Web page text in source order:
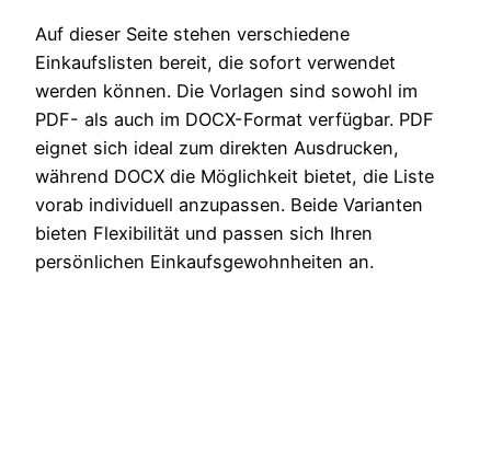
Auf dieser Seite stehen verschiedene
Einkaufslisten bereit, die sofort verwendet
werden können. Die Vorlagen sind sowohl im
PDF- als auch im DOCX-Format verfügbar. PDF
eignet sich ideal zum direkten Ausdrucken,
während DOCX die Möglichkeit bietet, die Liste
vorab individuell anzupassen. Beide Varianten
bieten Flexibilität und passen sich Ihren
persönlichen Einkaufsgewohnheiten an.